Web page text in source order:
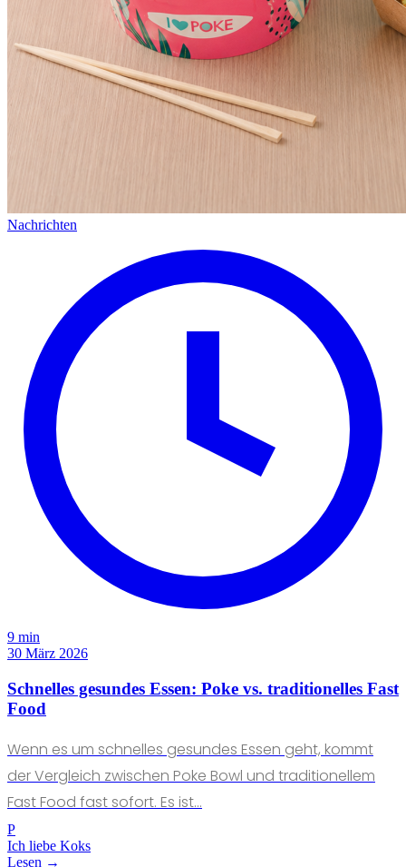
Nachrichten
9 min
30 März 2026
Schnelles gesundes Essen: Poke vs. traditionelles Fast
Food
Wenn es um schnelles gesundes Essen geht, kommt
der Vergleich zwischen Poke Bowl und traditionellem
Fast Food fast sofort. Es ist...
P
Ich liebe Koks
Lesen →